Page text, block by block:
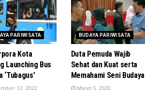
PARIWISATA
Kota
Launching Bus
‘Tubagus’
12, 2022
BUDAYA PARIWISATA
Duta Pemuda Wajib
Sehat dan Kuat serta
Memahami Seni Budaya
Maret 5, 2020